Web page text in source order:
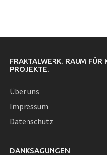
FRAKTALWERK. RAUM FÜR
PROJEKTE.
Über uns
Impressum
Datenschutz
DANKSAGUNGEN